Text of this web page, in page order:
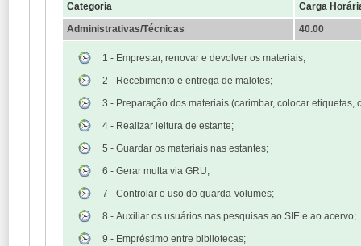
Categoria
Carga
Administrativas/Técnicas
40.00
1 - Emprestar, renovar e devolver os materiais;
2 - Recebimento e entrega de malotes;
3 - Preparação dos materiais (carimbar, colocar
4 - Realizar leitura de estante;
5 - Guardar os materiais nas estantes;
6 - Gerar multa via GRU;
7 - Controlar o uso do guarda-volumes;
8 - Auxiliar os usuários nas pesquisas ao SIE e ao acervo;
9 - Empréstimo entre bibliotecas;